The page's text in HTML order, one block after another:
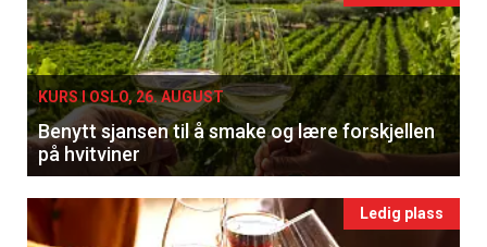
KURS I OSLO, 26. AUGUST
Benytt sjansen til å smake og lære forskjellen
på hvitviner
Ledig plass